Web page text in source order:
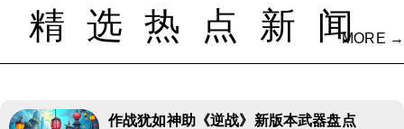
精选热点新闻
MORE →
作战犹如神助《逆战》新版本武器盘点